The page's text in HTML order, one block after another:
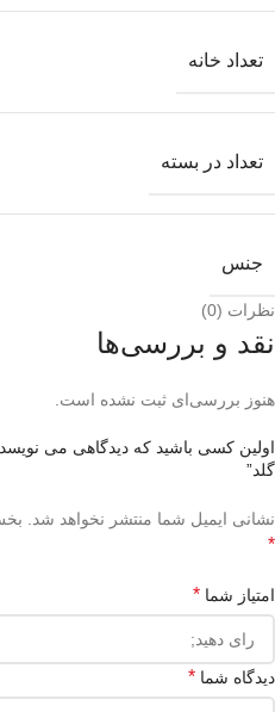
تعداد خانه
تعداد در بسته
جنس
نظرات (0)
نقد و بررسی‌ها
هنوز بررسی‌ای ثبت نشده است.
اولین کسی باشید که دیدگاهی می
گلد”
نشانی ایمیل شما منتشر نخواهد شد.
*
امتیاز شما *
دیدگاه شما *